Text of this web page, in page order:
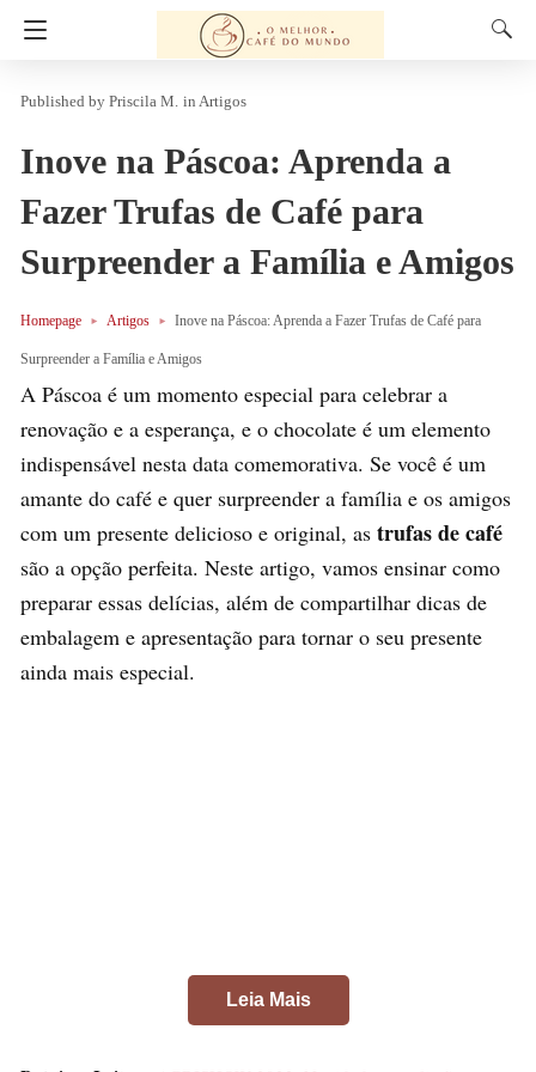
Priscila M. in Artigos
Inove na Páscoa: Aprenda a
Fazer Trufas de Café para
Surpreender a Família e Amigos
Homepage Artigos Inove na Páscoa: Aprenda a Fazer Trufas de Café para
Surpreender a Família e Amigos
A Páscoa é um momento especial para celebrar a
renovação e a esperança, e o chocolate é um elemento
indispensável nesta data comemorativa. Se você é um
amante do café e quer surpreender a família e os amigos
com um presente delicioso e original, as trufas de café
são a opção perfeita. Neste artigo, vamos ensinar como
preparar essas delícias, além de compartilhar dicas de
embalagem e apresentação para tornar o seu presente
ainda mais especial.
Leia Mais